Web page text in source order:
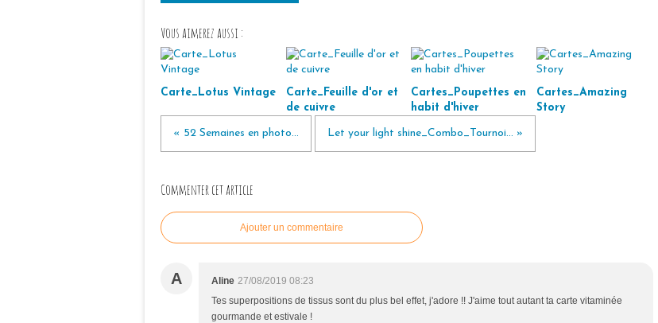
Vous aimerez aussi :
Carte_Lotus Vintage
Carte_Feuille d'or et
de cuivre
Cartes_Poupettes en
habit d'hiver
Cartes_Amazing
Story
« 52 Semaines en photo... Let your light shine_Combo_Tournoi... »
Commenter cet article
Ajouter un commentaire
A Aline 27/08/2019 08:23
Tes superpositions de tissus sont du plus bel effet, j'adore !! J'aime tout autant ta carte vitaminée
gourmande et estivale !